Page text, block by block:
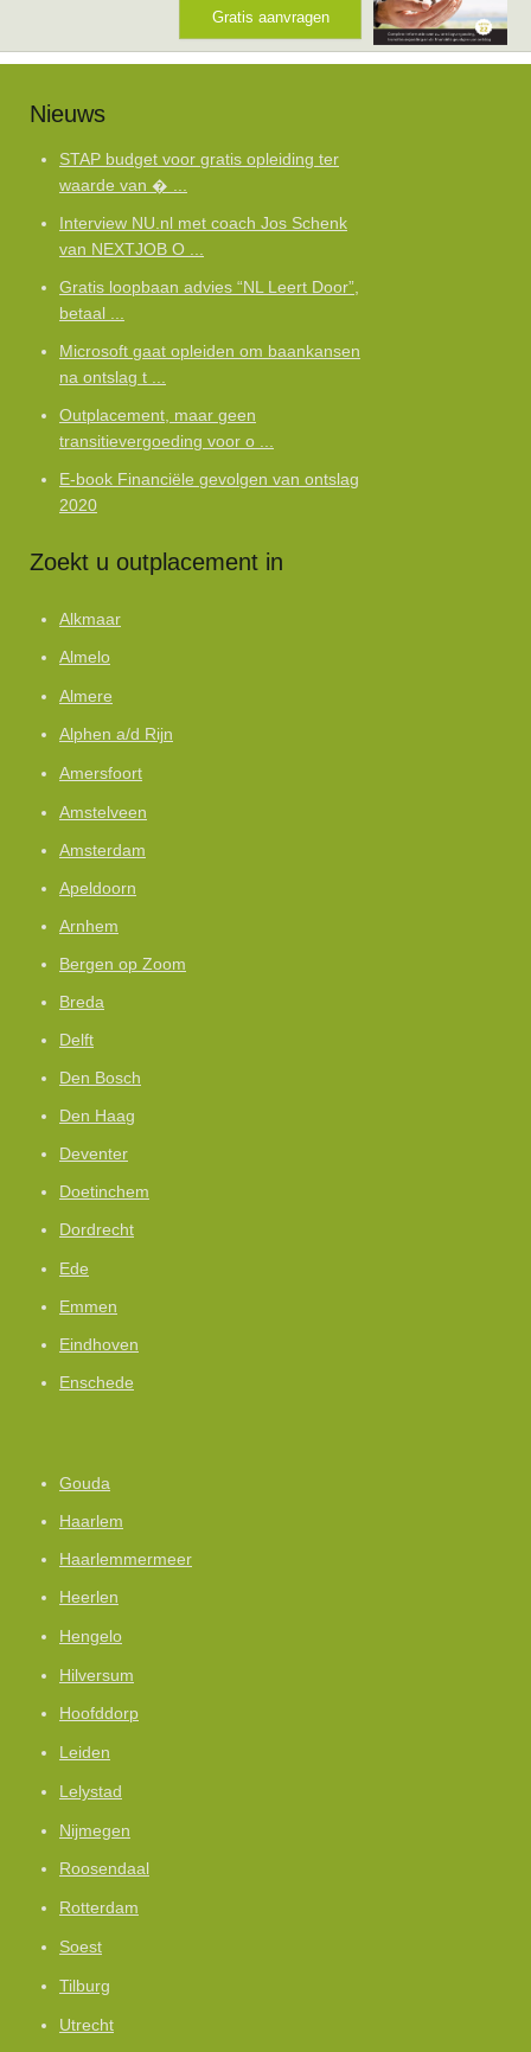
Gratis aanvragen
Nieuws
STAP budget voor gratis opleiding ter
waarde van � ...
Interview NU.nl met coach Jos Schenk
van NEXTJOB O ...
Gratis loopbaan advies “NL Leert Door”,
betaal ...
Microsoft gaat opleiden om baankansen
na ontslag t ...
Outplacement, maar geen
transitievergoeding voor o ...
E-book Financiële gevolgen van ontslag
2020
Zoekt u outplacement in
Alkmaar
Almelo
Almere
Alphen a/d Rijn
Amersfoort
Amstelveen
Amsterdam
Apeldoorn
Arnhem
Bergen op Zoom
Breda
Delft
Den Bosch
Den Haag
Deventer
Doetinchem
Dordrecht
Ede
Emmen
Eindhoven
Enschede
Gouda
Haarlem
Haarlemmermeer
Heerlen
Hengelo
Hilversum
Hoofddorp
Leiden
Lelystad
Nijmegen
Roosendaal
Rotterdam
Soest
Tilburg
Utrecht